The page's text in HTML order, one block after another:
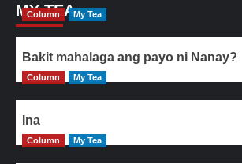
MY TEA
Column My Tea
Bakit mahalaga ang payo ni Nanay?
Column My Tea
Ina
Column My Tea